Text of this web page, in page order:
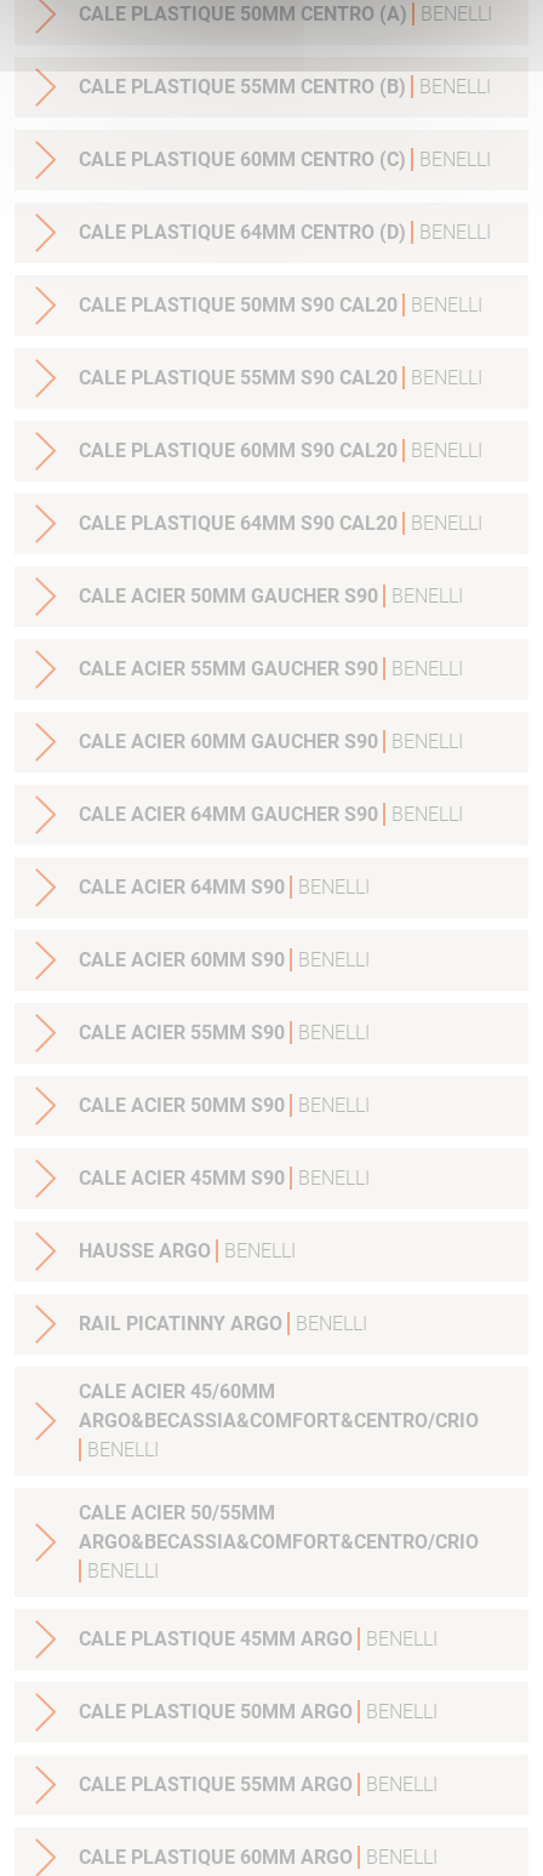
CALE PLASTIQUE 50MM CENTRO (A) BENELLI
CALE PLASTIQUE 55MM CENTRO (B) BENELLI
CALE PLASTIQUE 60MM CENTRO (C) BENELLI
CALE PLASTIQUE 64MM CENTRO (D) BENELLI
CALE PLASTIQUE 50MM S90 CAL20 BENELLI
CALE PLASTIQUE 55MM S90 CAL20 BENELLI
CALE PLASTIQUE 60MM S90 CAL20 BENELLI
CALE PLASTIQUE 64MM S90 CAL20 BENELLI
CALE ACIER 50MM GAUCHER S90 BENELLI
CALE ACIER 55MM GAUCHER S90 BENELLI
CALE ACIER 60MM GAUCHER S90 BENELLI
CALE ACIER 64MM GAUCHER S90 BENELLI
CALE ACIER 64MM S90 BENELLI
CALE ACIER 60MM S90 BENELLI
CALE ACIER 55MM S90 BENELLI
CALE ACIER 50MM S90 BENELLI
CALE ACIER 45MM S90 BENELLI
HAUSSE ARGO BENELLI
RAIL PICATINNY ARGO BENELLI
CALE ACIER 45/60MM
ARGO&BECASSIA&COMFORT&CENTRO/CRIO
BENELLI
CALE ACIER 50/55MM
ARGO&BECASSIA&COMFORT&CENTRO/CRIO
BENELLI
CALE PLASTIQUE 45MM ARGO BENELLI
CALE PLASTIQUE 50MM ARGO BENELLI
CALE PLASTIQUE 55MM ARGO BENELLI
CALE PLASTIQUE 60MM ARGO BENELLI